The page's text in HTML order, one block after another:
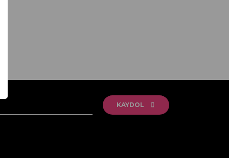
tarafımıza iletebilirsiniz.
KAYDOL